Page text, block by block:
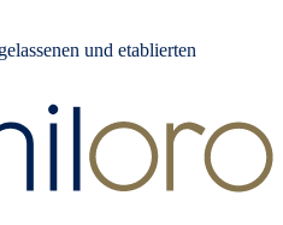
und etablierten